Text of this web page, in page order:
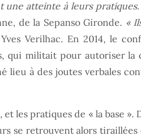
une atteinte à leurs
de la Sepanso Gironde. «
Verilhac. En 2014, le
qui militait pour autoriser la
lieu à des joutes verbales
les pratiques de « la base ».
se retrouvent alors